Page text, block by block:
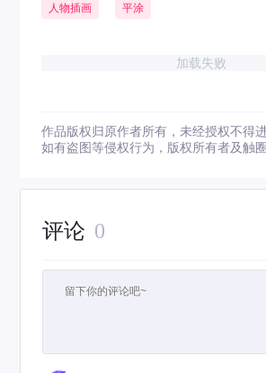
人物插画 平涂
加载失败
作品版权归原作者所有，未经授权不得
如有盗图等侵权行为，版权所有者及触
评论 0